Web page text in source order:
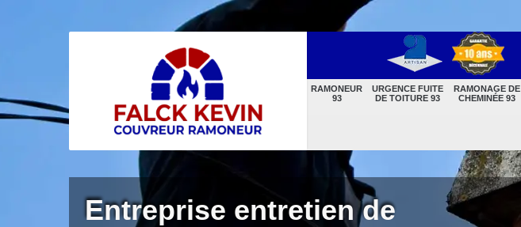
RAMONEUR
93
URGENCE FUITE
DE TOITURE 93
RAMONAGE DE
CHEMINÉE 93
Entreprise entretien de